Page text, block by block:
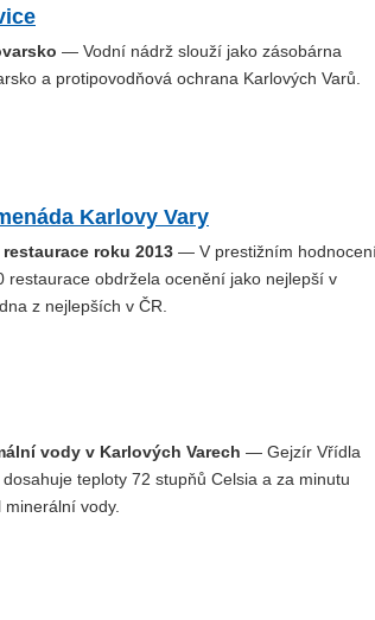
— Vodní nádrž slouží jako zásobárna
a protipovodňová ochrana Karlových Varů.
Karlovy Vary
roku 2013 — V prestižním
restaurace obdržela ocenění jako nejlepší v
z nejlepších v ČR.
vody v Karlových Varech — Gejzír Vřídla
teploty 72 stupňů Celsia a za minutu
vody.